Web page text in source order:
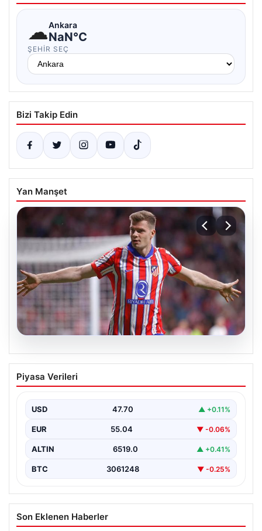
☁Ankara
NaN°C
ŞEHIR SEÇ
Bizi Takip Edin
Yan Manşet
05.08.2026
Sörloth Transfer Yarışında Fenerbahçe
ve Beşiktaş Mücadelesi
sahne olurken, Süper Lig’in iki büyük devi,…
Piyasa Verileri
USD 47.70 ▲ +0.11%
EUR 55.04 ▼ -0.06%
ALTIN 6519.0 ▲ +0.41%
BTC 3061248 ▼ -0.25%
Son Eklenen Haberler